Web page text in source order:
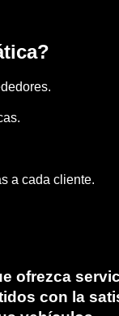
a cada cliente.
ofrezca
con la